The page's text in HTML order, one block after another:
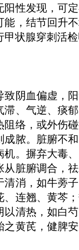
性发现，可
，结节回升
状腺穿刺活
阴血偏虚，
、气逆、痰
络，或外伤
脓。脏腑不
。摒弃大毒
脏腑调合，
消，如牛蒡
连翘、黄芩
清热，如白
黄芪，健脾